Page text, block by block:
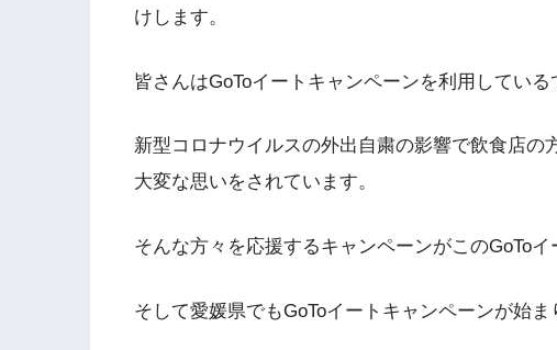
けします。
皆さんはGoToイートキャンペーンを利用している
新型コロナウイルスの外出自粛の影響で飲食店の
大変な思いをされています。
そんな方々を応援するキャンペーンがこのGoToイ
そして愛媛県でもGoToイートキャンペーンが始ま